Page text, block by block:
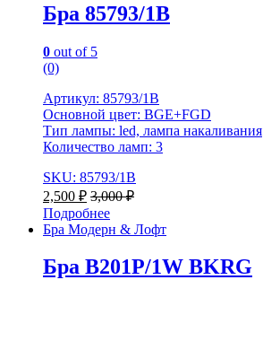
Бра 85793/1B
0 out of 5
(0)
Артикул: 85793/1B
Основной цвет: BGE+FGD
Тип лампы: led, лампа накаливания
Количество ламп: 3
SKU: 85793/1B
2,500 ₽ 3,000₽
Подробнее
Бра Модерн & Лофт
Бра B201P/1W BKRG